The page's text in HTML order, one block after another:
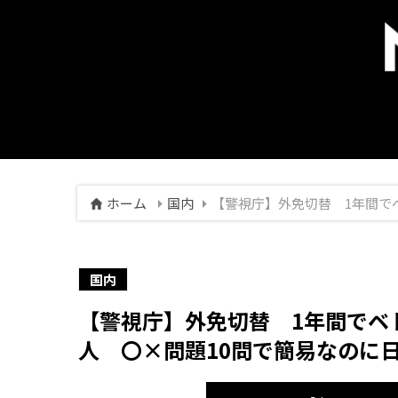
ホーム 国内 【警視庁】外免切替 1年間
国内
【警視庁】外免切替 1年間で
人 〇×問題10問で簡易なのに